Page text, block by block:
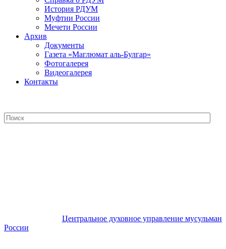
История РДУМ
Муфтии России
Мечети России
Архив
Документы
Газета «Маглюмат аль-Булгар»
Фотогалерея
Видеогалерея
Контакты
Центральное духовное управление мусульман
России